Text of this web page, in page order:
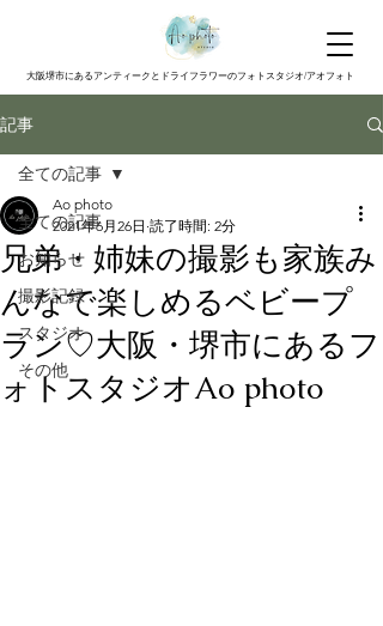
大阪堺市にあるアンティークとドライフラワーのフォトスタジオ/アオフォト
記事
全ての記事
お知らせ
撮影記録
スタジオ
その他
全ての記事
兄弟・姉妹の撮影も家族み
んなで楽しめるベビープ
ラン♡大阪・堺市にあるフ
ォトスタジオAo photo
Ao photo
2021年6月26日 読了時間: 2分